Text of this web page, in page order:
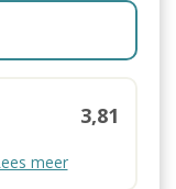
3,81
meer